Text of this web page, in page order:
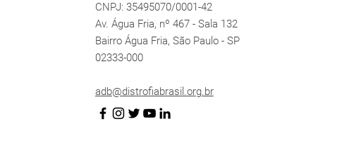
CNPJ: 35495070/0001-42
Av. Água Fria, nº 467 - Sala 132
Bairro Água Fria, São Paulo - SP
02333-000
adb@distrofiabrasil.org.br